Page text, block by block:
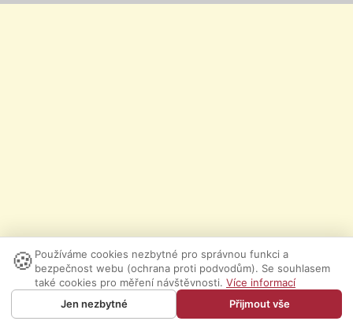
🍪 Používáme cookies nezbytné pro správnou funkci a
bezpečnost webu (ochrana proti podvodům). Se souhlasem
také cookies pro měření návštěvnosti. Více informací
Jen nezbytné
Přijmout vše